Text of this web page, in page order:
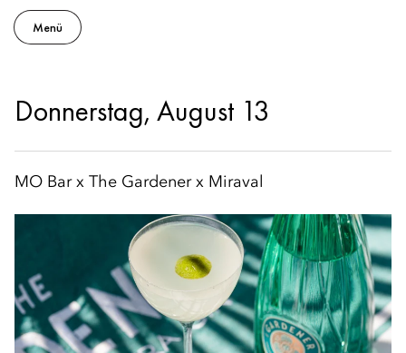
Menü
Donnerstag, August 13
MO Bar x The Gardener x Miraval